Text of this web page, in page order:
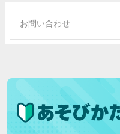
お問い合わせ